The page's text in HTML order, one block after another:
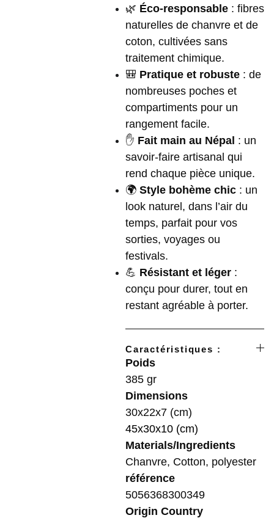
🌿 Éco-responsable : fibres
naturelles de chanvre et de
coton, cultivées sans
traitement chimique.
🎒 Pratique et robuste : de
nombreuses poches et
compartiments pour un
rangement facile.
✋ Fait main au Népal : un
savoir-faire artisanal qui
rend chaque pièce unique.
🌍 Style bohème chic : un
look naturel, dans l’air du
temps, parfait pour vos
sorties, voyages ou
festivals.
💪 Résistant et léger :
conçu pour durer, tout en
restant agréable à porter.
Caractéristiques :
Poids
385 gr
Dimensions
30x22x7 (cm)
45x30x10 (cm)
Materials/Ingredients
Chanvre, Cotton, polyester
référence
5056368300349
Origin Country